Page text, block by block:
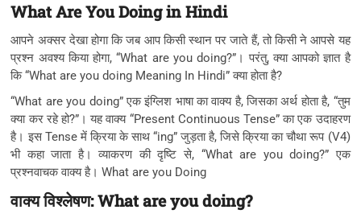
What Are You Doing in Hindi
आपने अक्सर देखा होगा कि जब आप किसी स्थान पर जाते हैं, तो किसी ने आपसे यह
प्रश्न अवश्य किया होगा, “What are you doing?”। परंतु, क्या आपको ज्ञात है
कि “What are you doing Meaning In Hindi” क्या होता है?
“What are you doing” एक इंग्लिश भाषा का वाक्य है, जिसका अर्थ होता है, “तुम
क्या कर रहे हो?”। यह वाक्य “Present Continuous Tense” का एक उदाहरण
है। इस Tense में क्रिया के साथ “ing” जुड़ता है, जिसे क्रिया का चौथा रूप (V4)
भी कहा जाता है। व्याकरण की दृष्टि से, “What are you doing?” एक
प्रश्नवाचक वाक्य है। What are you Doing
वाक्य विश्लेषण: What are you doing?